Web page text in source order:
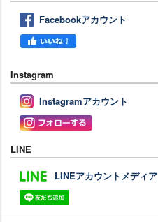
Facebookアカウント
Instagram
Instagramアカウント
LINE
LINEアカウントメディア